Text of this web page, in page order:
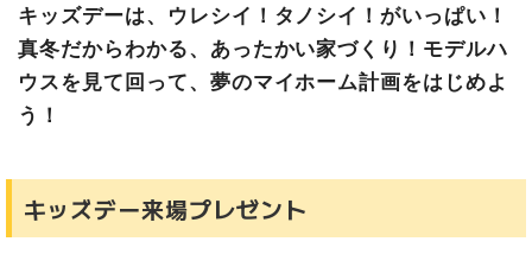
キッズデーは、ウレシイ！タノシイ！がいっぱい！
真冬だからわかる、あったかい家づくり！モデルハ
ウスを見て回って、夢のマイホーム計画をはじめよ
う！
キッズデー来場プレゼント